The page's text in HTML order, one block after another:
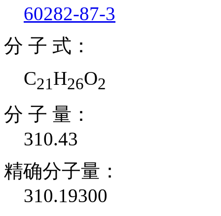
60282-87-3
分 子 式：
C21H26O2
分 子 量：
310.43
精确分子量：
310.19300